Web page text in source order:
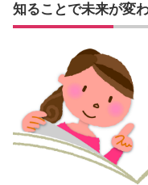
知ることで未来が変